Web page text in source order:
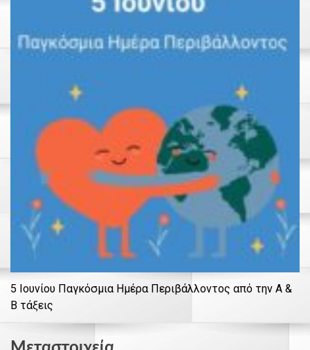
5 Ιουνίου Παγκόσμια Ημέρα Περιβάλλοντος από την Α &
Β τάξεις